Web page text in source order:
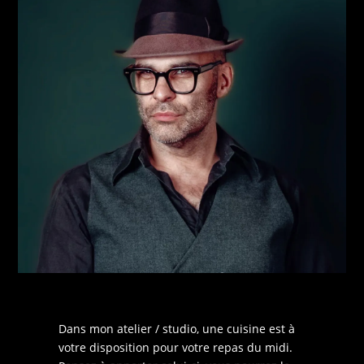
Dans mon atelier / studio, une cuisine est à
votre disposition pour votre repas du midi.